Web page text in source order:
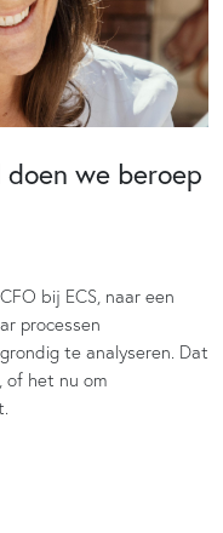
doen we beroep
bij ECS, naar een
processen
te analyseren. Dat
of het nu om